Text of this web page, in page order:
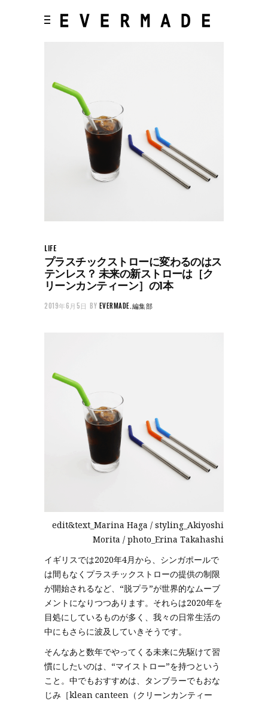
LIFE
プラスチックストローに変わるのはス
テンレス？ 未来の新ストローは［ク
リーンカンティーン］の1本
2019年6月5日 BY EVERMADE.編集部
edit&text_Marina Haga / styling_Akiyoshi
Morita / photo_Erina Takahashi
イギリスでは2020年4月から、シンガポールで
は間もなくプラスチックストローの提供の制限
が開始されるなど、“脱プラ”が世界的なムーブ
メントになりつつあります。それらは2020年を
目処にしているものが多く、我々の日常生活の
中にもさらに波及していきそうです。
そんなあと数年でやってくる未来に先駆けて習
慣にしたいのは、“マイストロー”を持つという
こと。中でもおすすめは、タンブラーでもおな
じみ［klean canteen（クリーンカンティー